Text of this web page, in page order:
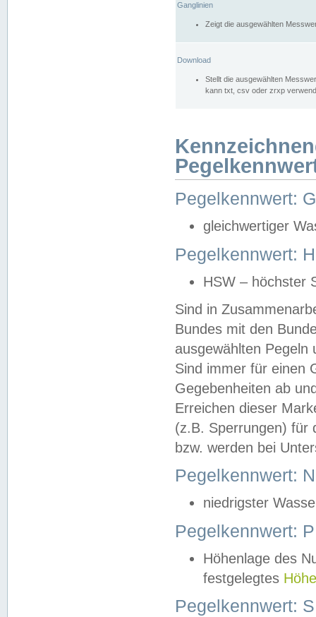
Ganglinien
Zeigt die ausgewählten
Download
Stellt die ausgewählten
kann txt, csv oder zrxp
Pegelkennwert:
gleichwertiger
Pegelkennwert:
HSW – höchster
Sind in
Bundes mit den
ausgewählten
Sind immer für einen
Gegebenheiten ab
Erreichen dieser
(z.B. Sperrungen) für
bzw. werden bei
Pegelkennwert:
niedrigster
Pegelkennwert:
Höhenlage des
festgelegtes
Pegelkennwert: